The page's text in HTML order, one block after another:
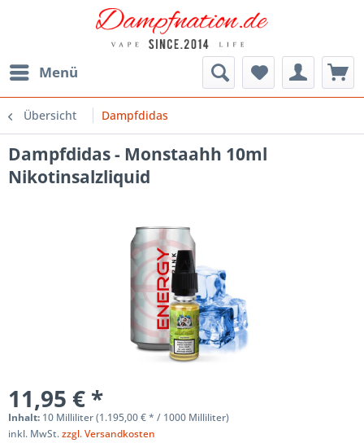
Menü
Übersicht Dampfdidas
Dampfdidas - Monstaahh 10ml
Nikotinsalzliquid
11,95 € *
Inhalt: 10 Milliliter (1.195,00 € * / 1000 Milliliter)
inkl. MwSt.zzgl. Versandkosten